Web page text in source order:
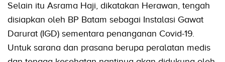
Selain itu Asrama Haji, dikatakan Herawan, tengah
disiapkan oleh BP Batam sebagai Instalasi Gawat
Darurat (IGD) sementara penanganan Covid-19.
Untuk sarana dan prasana berupa peralatan medis